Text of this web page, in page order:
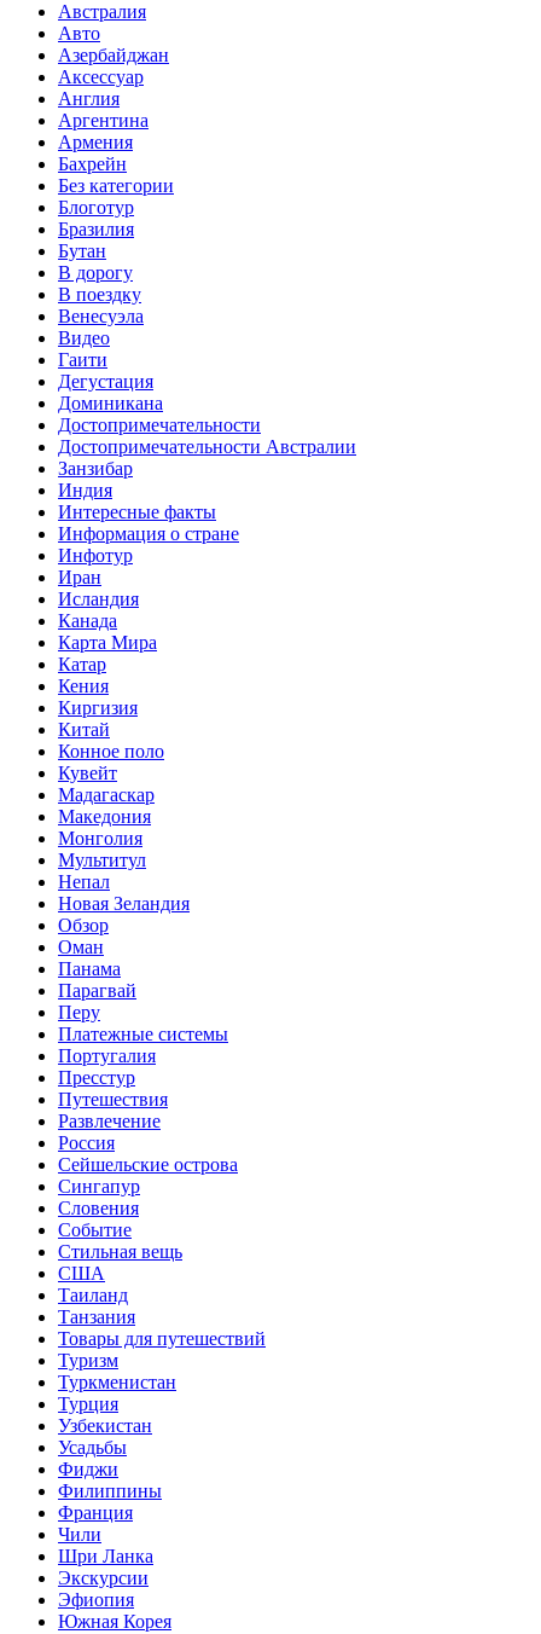
Австралия
Авто
Азербайджан
Аксессуар
Англия
Аргентина
Армения
Бахрейн
Без категории
Блоготур
Бразилия
Бутан
В дорогу
В поездку
Венесуэла
Видео
Гаити
Дегустация
Доминикана
Достопримечательности
Достопримечательности Австралии
Занзибар
Индия
Интересные факты
Информация о стране
Инфотур
Иран
Исландия
Канада
Карта Мира
Катар
Кения
Киргизия
Китай
Конное поло
Кувейт
Мадагаскар
Македония
Монголия
Мультитул
Непал
Новая Зеландия
Обзор
Оман
Панама
Парагвай
Перу
Платежные системы
Португалия
Пресстур
Путешествия
Развлечение
Россия
Сейшельские острова
Сингапур
Словения
Событие
Стильная вещь
США
Таиланд
Танзания
Товары для путешествий
Туризм
Туркменистан
Турция
Узбекистан
Усадьбы
Фиджи
Филиппины
Франция
Чили
Шри Ланка
Экскурсии
Эфиопия
Южная Корея